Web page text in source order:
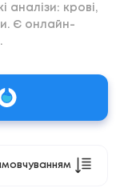
аналізи: крові,
Є онлайн-